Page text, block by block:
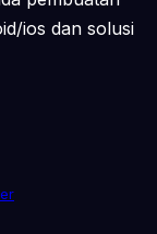
ios dan solusi